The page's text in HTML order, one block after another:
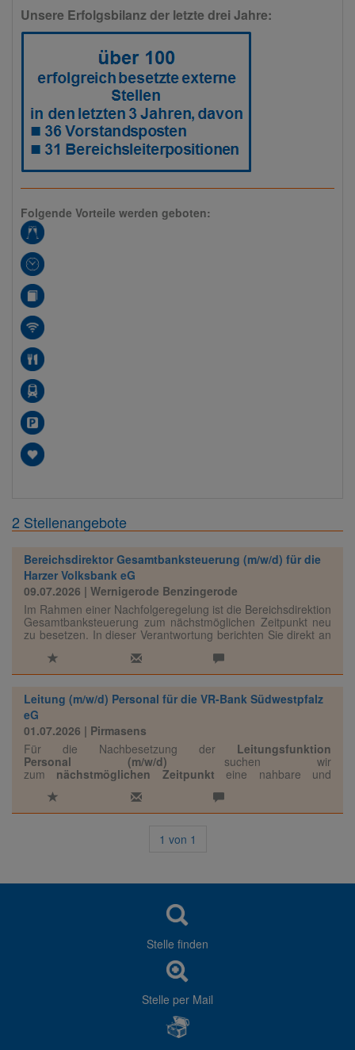
Unsere Erfolgsbilanz der letzte drei Jahre:
Folgende Vorteile werden geboten:
2 Stellenangebote
Bereichsdirektor Gesamtbanksteuerung (m/w/d) für die
Harzer Volksbank eG
09.07.2026 | Wernigerode Benzingerode
Im Rahmen einer Nachfolgeregelung ist die Bereichsdirektion
Gesamtbanksteuerung zum nächstmöglichen Zeitpunkt neu
zu besetzen. In dieser Verantwortung berichten Sie direkt an
Leitung (m/w/d) Personal für die VR-Bank Südwestpfalz
eG
01.07.2026 | Pirmasens
Für die Nachbesetzung der Leitungsfunktion
Personal (m/w/d) suchen wir
zum nächstmöglichen Zeitpunkt eine nahbare und
werteorientierte Führungspersönlichkeit mit Weitblick,
Empathie und einem sicheren Gespür für Mensch und
Organisation.
1 von 1
Stelle finden
Stelle per Mail